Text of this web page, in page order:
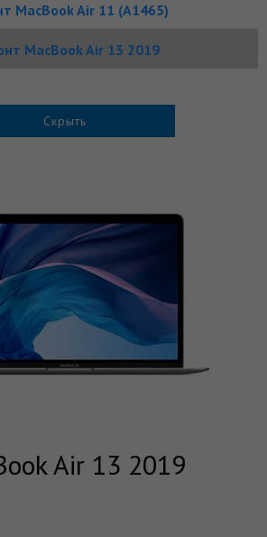
MacBook Air 11 (A1465)
MacBook Air 13 2019
Скрыть
Air 13 2019